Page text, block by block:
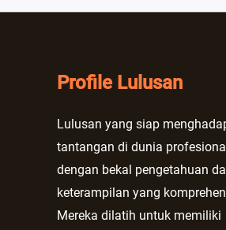
Profile Lulusan
Lulusan yang siap
tantangan di dunia profesional
dengan bekal pengetahuan
keterampilan yang
Mereka dilatih untuk memiliki